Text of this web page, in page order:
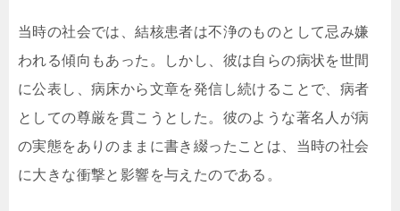
当時の社会では、結核患者は不浄のものとして忌み嫌
われる傾向もあった。しかし、彼は自らの病状を世間
に公表し、病床から文章を発信し続けることで、病者
としての尊厳を貫こうとした。彼のような著名人が病
の実態をありのままに書き綴ったことは、当時の社会
に大きな衝撃と影響を与えたのである。